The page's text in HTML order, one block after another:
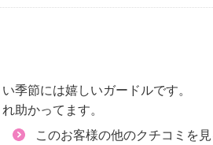
季節には嬉しいガードルです。
助かってます。
このお客様の他のクチコミを見